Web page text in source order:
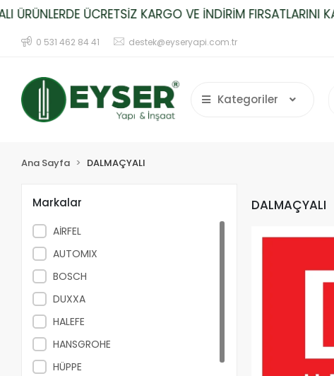
ÜRÜNLERDE ÜCRETSİZ KARGO VE İNDİRİM FIRSATLARINI
0 531 462 84 41 destek@eyseryapi.com.tr
Kategoriler
Ana Sayfa DALMAÇYALI
Markalar
AİRFEL
AUTOMIX
BOSCH
DUXXA
HALEFE
HANSGROHE
HÜPPE
DALMAÇYALI